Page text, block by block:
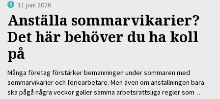
11 juni 2026
Anställa sommarvikarier?
Det här behöver du ha koll
på
Många företag förstärker bemanningen under sommaren med
sommarvikarier och feriearbetare. Men även om anställningen bara
ska pågå några veckor gäller samma arbetsrättsliga regler som …